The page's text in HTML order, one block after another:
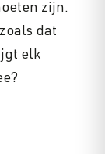
zijn.
dat
elk